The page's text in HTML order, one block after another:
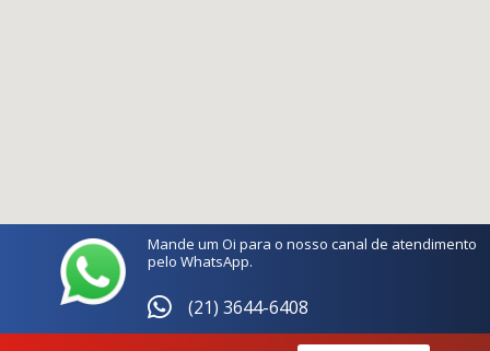
Mande um Oi para o nosso canal de atendimento
pelo WhatsApp.
(21) 3644-6408